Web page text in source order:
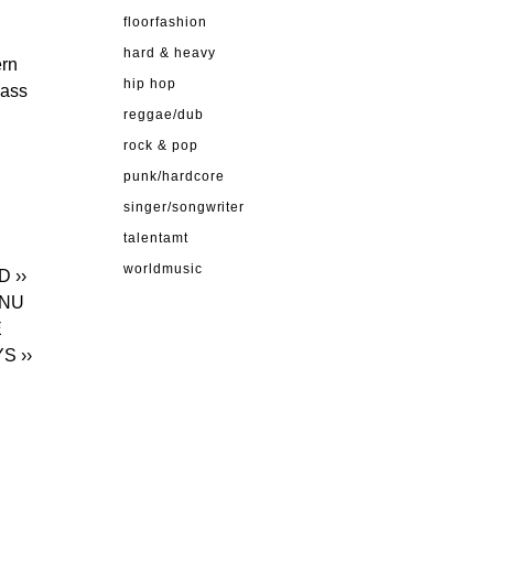
››
››
floorfashion
hard & heavy
hip hop
reggae/dub
rock & pop
punk/hardcore
singer/songwriter
talentamt
worldmusic